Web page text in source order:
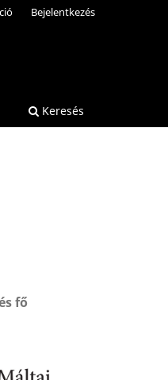
Keresés
Bejelentkezés
fő